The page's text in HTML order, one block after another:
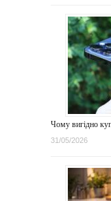
Чому вигідно
31/05/2026